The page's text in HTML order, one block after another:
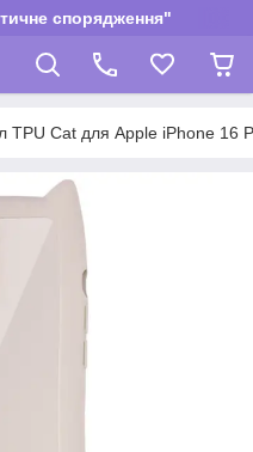
спорядження"
TPU Cat для Apple iPhone 16